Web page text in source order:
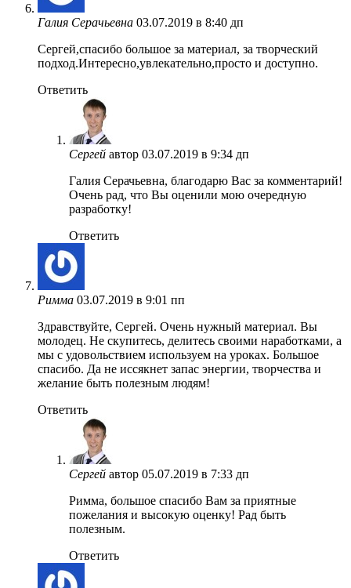
Галия Серачьевна 03.07.2019 в 8:40 дп
Cергей,спасибо большое за материал, за творческий
подход.Интересно,увлекательно,просто и доступно.
Ответить
Сергей автор 03.07.2019 в 9:34 дп
Галия Серачьевна, благодарю Вас за комментарий!
Очень рад, что Вы оценили мою очередную
разработку!
Ответить
Римма 03.07.2019 в 9:01 пп
Здравствуйте, Сергей. Очень нужный материал. Вы
молодец. Не скупитесь, делитесь своими наработками, а
мы с удовольствием используем на уроках. Большое
спасибо. Да не иссякнет запас энергии, творчества и
желание быть полезным людям!
Ответить
Сергей автор 05.07.2019 в 7:33 дп
Римма, большое спасибо Вам за приятные
пожелания и высокую оценку! Рад быть
полезным.
Ответить